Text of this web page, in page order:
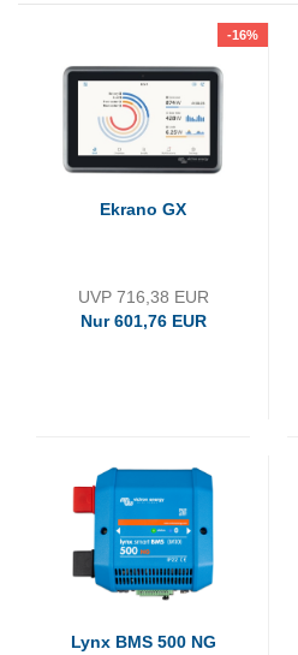
-16%
Ekrano GX
UVP 716,38 EUR
Nur 601,76 EUR
Lynx BMS 500 NG